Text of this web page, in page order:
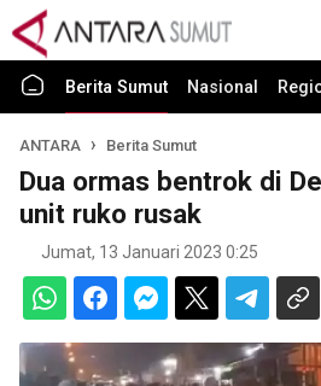
Berita Sumut Nasional
ANTARA Berita Sumut
Dua ormas bentrok di
unit ruko rusak
Jumat, 13 Januari 2023 0:25